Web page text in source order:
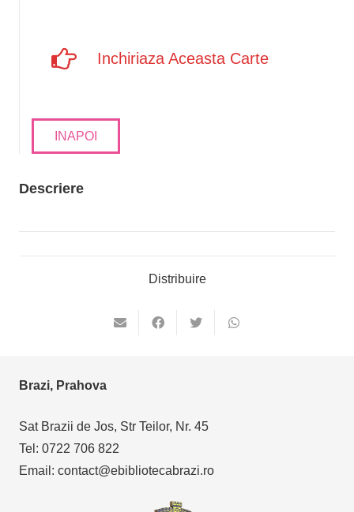
Inchiriaza Aceasta Carte
INAPOI
Descriere
Distribuire
Brazi, Prahova
Sat Brazii de Jos, Str Teilor, Nr. 45
Tel: 0722 706 822
Email: contact@ebibliotecabrazi.ro